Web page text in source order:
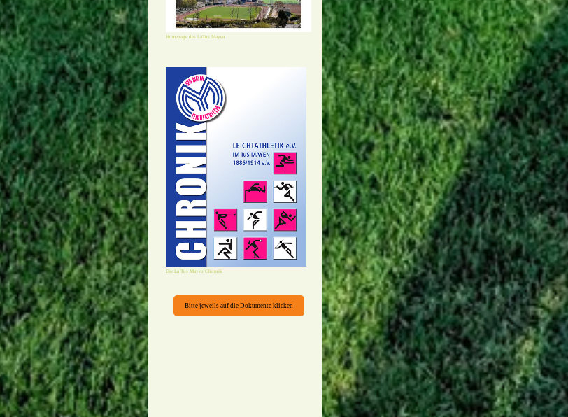
Homepage des LaTus Mayen
Die La Tus Mayen Chronik
Bitte jeweils auf die Dokumente klicken